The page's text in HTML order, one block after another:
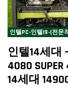
인텔PC-인텔I9-(전문
인텔14세대
4080
14세대